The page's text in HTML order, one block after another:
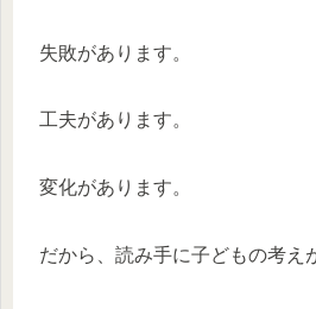
失敗があります。
工夫があります。
変化があります。
だから、読み手に子どもの考え